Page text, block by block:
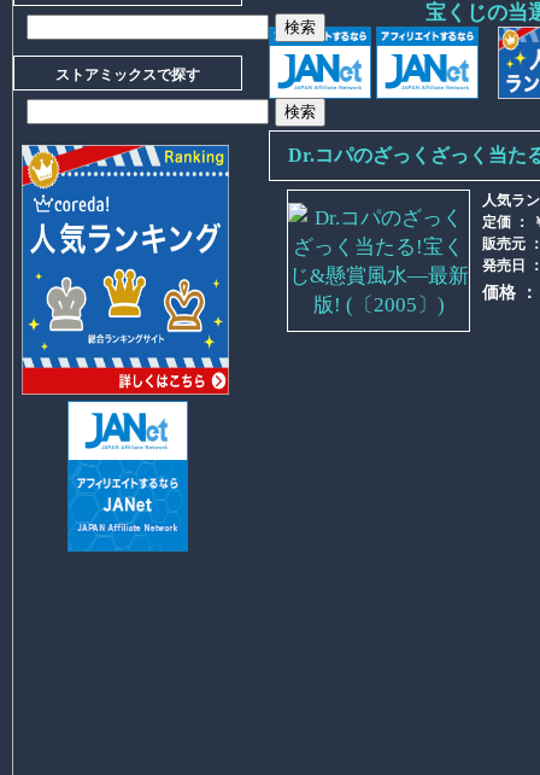
宝くじの当
Dr.コパのざっくざっく当た
人気ラ
定価 ：
販売元
発売日
価格
ストアミックスで探す